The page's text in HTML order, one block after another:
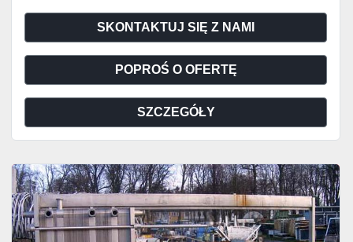
SKONTAKTUJ SIĘ Z NAMI
POPROŚ O OFERTĘ
SZCZEGÓŁY